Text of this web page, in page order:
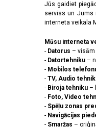
Jūs gaidiet
serviss un Jums
interneta veikala
Mūsu interneta
- Datorus –
- Datortehniku –
- Mobilos
- TV, Audio
- Biroja tehniku –
- Foto, Video
- Spēļu zonas
- Navigācijas
- Smaržas –